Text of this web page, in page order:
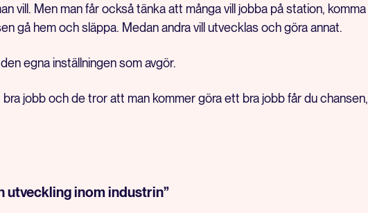
vill. Men man får också tänka att många vill jobba på station, komma
gå hem och släppa. Medan andra vill utvecklas och göra annat.
egna inställningen som avgör.
jobb och de tror att man kommer göra ett bra jobb får du chansen,
utveckling inom industrin”